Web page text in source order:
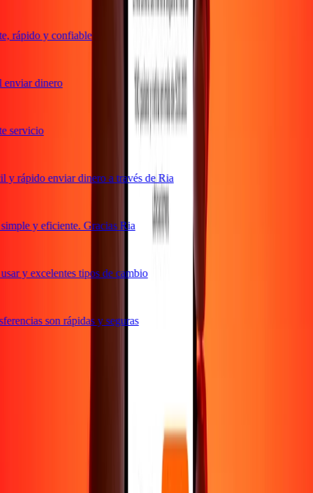
rápido y confiable
dinero
rápido enviar dinero a través de Ria
y eficiente. Gracias Ria
y excelentes tipos de cambio
son rápidas y seguras